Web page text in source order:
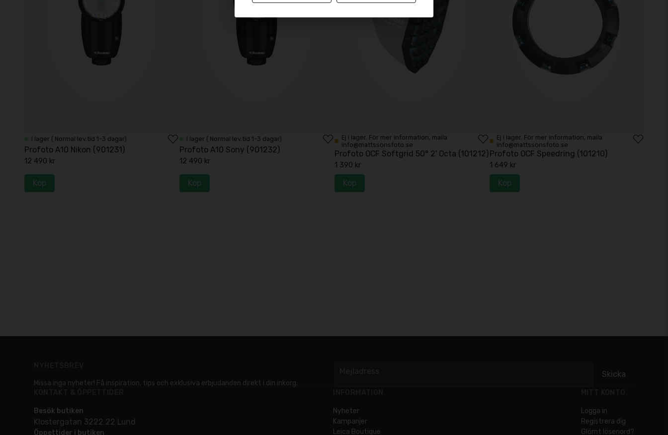
I lager ( Normal lev.tid 1-3 dagar)
Profoto A10 Nikon (901231)
12 490 kr
Köp
I lager ( Normal lev.tid 1-3 dagar)
Profoto A10 Sony (901232)
12 490 kr
Köp
Ej i lager. För mer information, maila
info@mattssonsfoto.se
Profoto OCF Softgrid 50° 2' Octa (101212)
1 390 kr
Köp
Ej i lager. För mer information, maila
info@mattssonsfoto.se
Profoto OCF Speedring (101210)
1 649 kr
Köp
Skicka
Missa inga nyheter! Få inspiration, tips och exklusiva erbjudanden direkt i din inkorg.
Besök butiken
Klostergatan 3222 22 Lund
Öppettider i butiken
Nyheter
Kampanjer
Leica Boutique
Logga in
Registrera dig
Glömt lösenord?